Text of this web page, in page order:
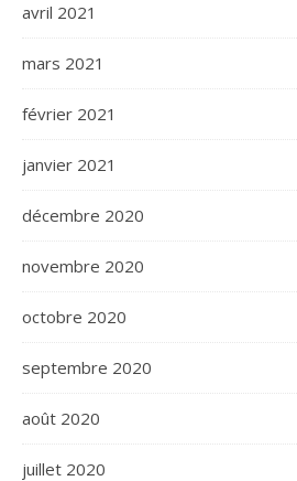
avril 2021
mars 2021
février 2021
janvier 2021
décembre 2020
novembre 2020
octobre 2020
septembre 2020
août 2020
juillet 2020